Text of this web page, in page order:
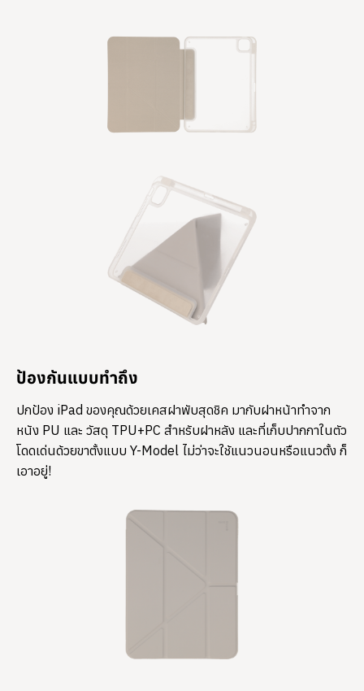
ป้องกันแบบทำถึง
ปกป้อง iPad ของคุณด้วยเคสฝาพับสุดชิค มากับฝาหน้าทำจาก
หนัง PU และ วัสดุ TPU+PC สำหรับฝาหลัง และที่เก็บปากกาในตัว
โดดเด่นด้วยขาตั้งแบบ Y-Model ไม่ว่าจะใช้แนวนอนหรือแนวตั้ง ก็
เอาอยู่!